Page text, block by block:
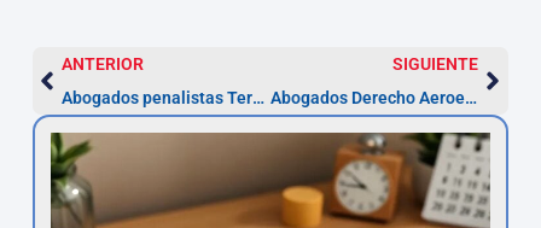
ANTERIOR
Abogados penalistas Terrassa 24h — detención: 72 h
SIGUIENTE
Abogados Derecho Aeroespacial en Jerez — Recurso en 2 meses